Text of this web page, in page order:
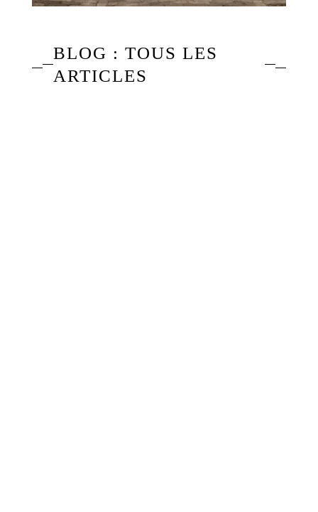
BLOG : TOUS LES
ARTICLES